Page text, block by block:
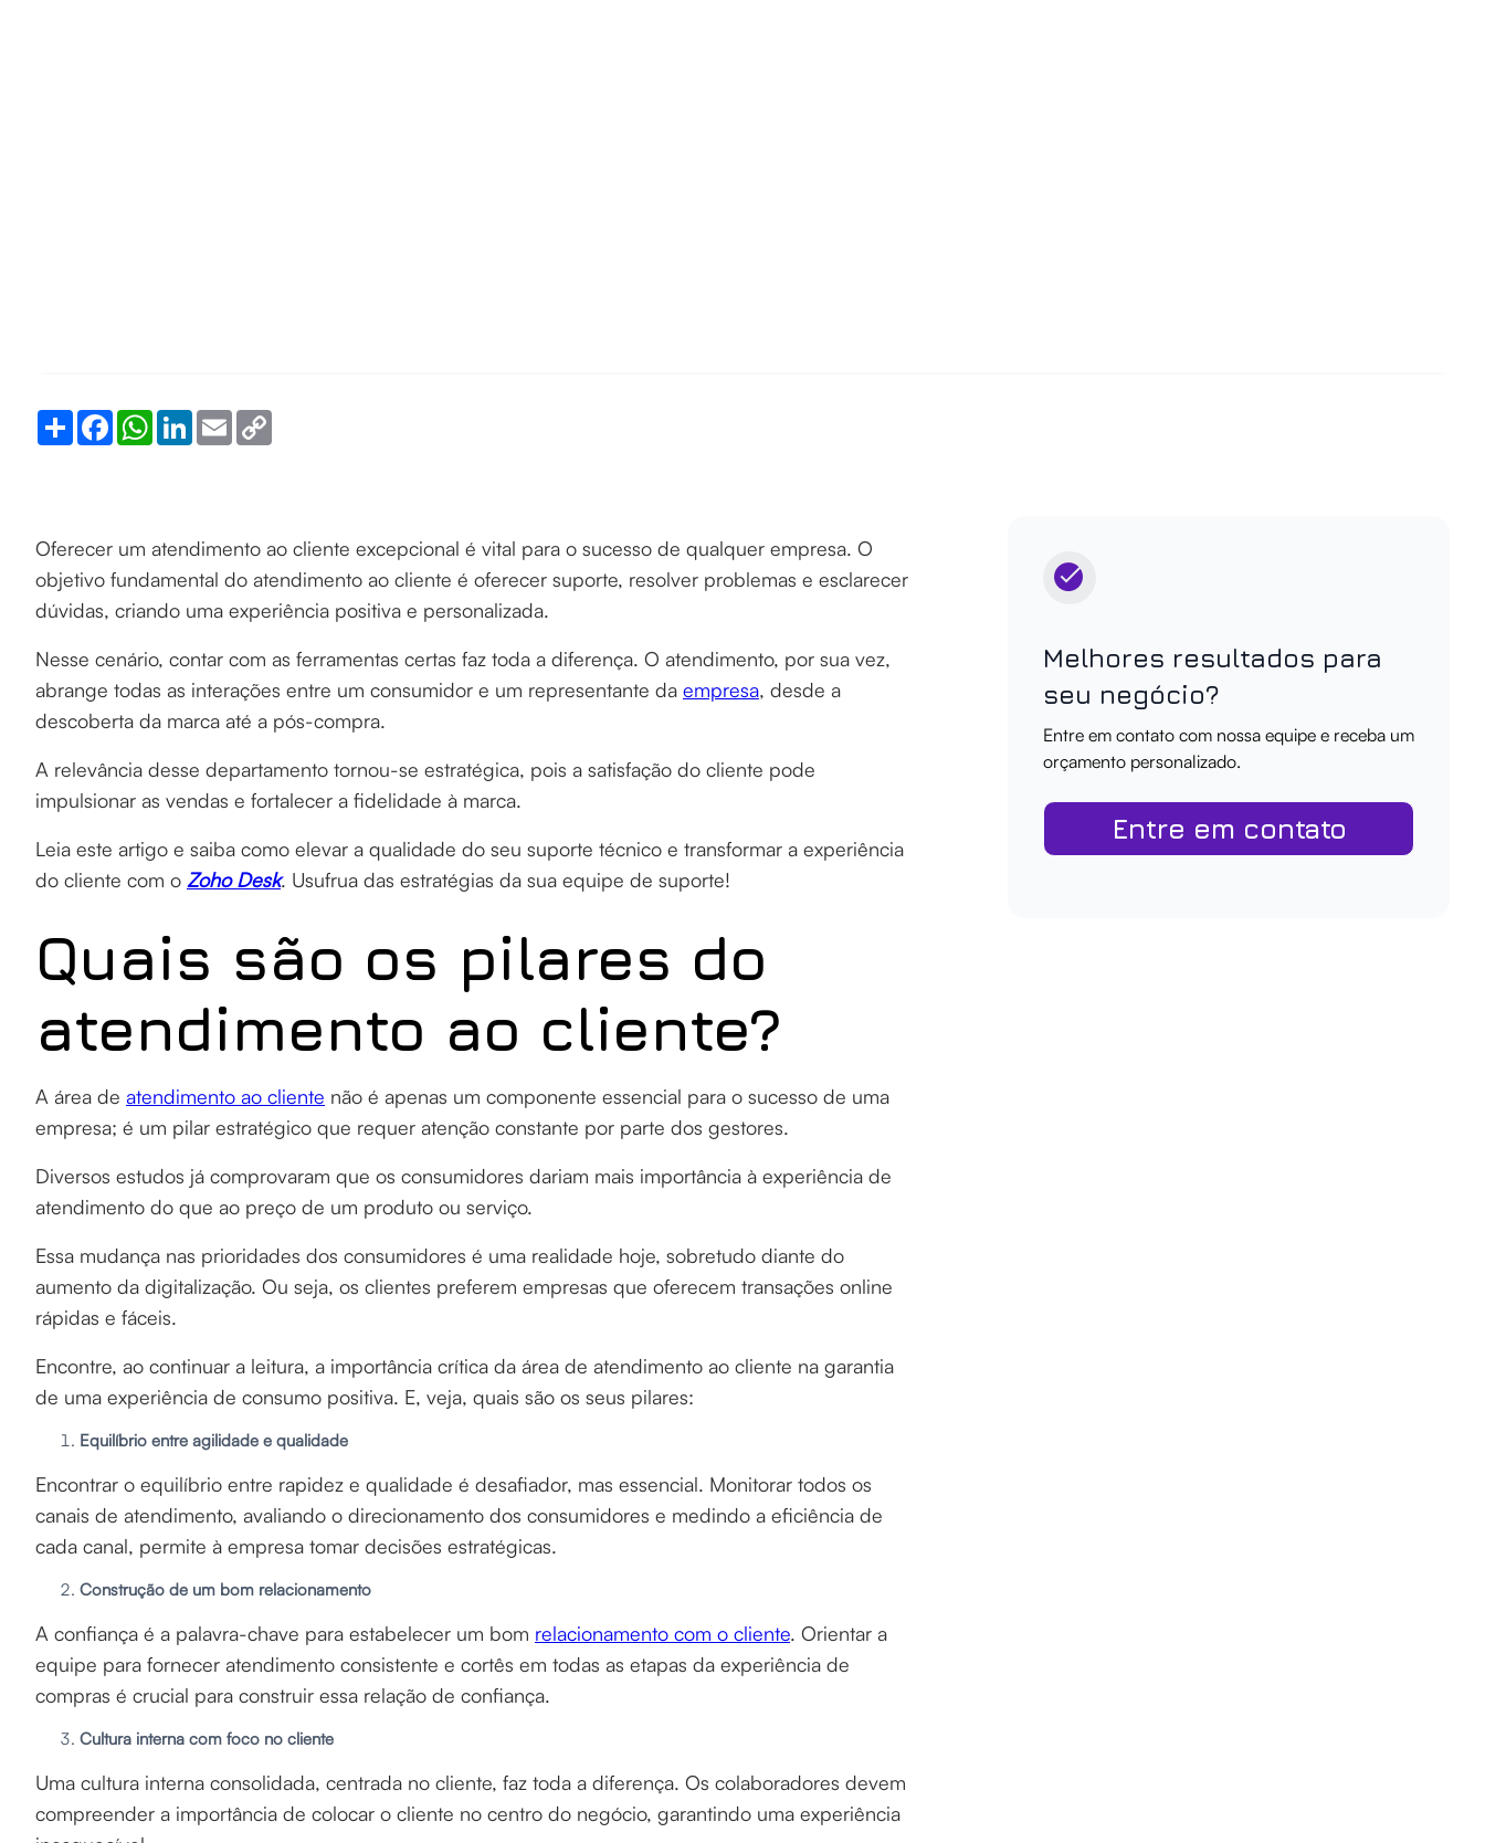
Share FacebookWhatsApp
LinkedInEmail
Oferecer um atendimento ao cliente excepcional é vital para o sucesso de qualquer empresa. O
objetivo fundamental do atendimento ao cliente é oferecer suporte, resolver problemas e esclarecer
dúvidas, criando uma experiência positiva e personalizada.
Nesse cenário, contar com as ferramentas certas faz toda a diferença. O atendimento, por sua vez,
abrange todas as interações entre um consumidor e um representante da empresa, desde a
descoberta da marca até a pós-compra.
A relevância desse departamento tornou-se estratégica, pois a satisfação do cliente pode
impulsionar as vendas e fortalecer a fidelidade à marca.
Leia este artigo e saiba como elevar a qualidade do seu suporte técnico e transformar a experiência
do cliente com o Zoho Desk. Usufrua das estratégias da sua equipe de suporte!
Quais são os pilares do
atendimento ao cliente?
A área de atendimento ao cliente não é apenas um componente essencial para o sucesso de uma
empresa; é um pilar estratégico que requer atenção constante por parte dos gestores.
Diversos estudos já comprovaram que os consumidores dariam mais importância à experiência de
atendimento do que ao preço de um produto ou serviço.
Essa mudança nas prioridades dos consumidores é uma realidade hoje, sobretudo diante do
aumento da digitalização. Ou seja, os clientes preferem empresas que oferecem transações online
rápidas e fáceis.
Encontre, ao continuar a leitura, a importância crítica da área de atendimento ao cliente na garantia
de uma experiência de consumo positiva. E, veja, quais são os seus pilares:
Equilíbrio entre agilidade e qualidade
Encontrar o equilíbrio entre rapidez e qualidade é desafiador, mas essencial. Monitorar todos os
canais de atendimento, avaliando o direcionamento dos consumidores e medindo a eficiência de
cada canal, permite à empresa tomar decisões estratégicas.
Construção de um bom relacionamento
A confiança é a palavra-chave para estabelecer um bom relacionamento com o cliente. Orientar a
equipe para fornecer atendimento consistente e cortês em todas as etapas da experiência de
compras é crucial para construir essa relação de confiança.
Cultura interna com foco no cliente
Uma cultura interna consolidada, centrada no cliente, faz toda a diferença. Os colaboradores devem
compreender a importância de colocar o cliente no centro do negócio, garantindo uma experiência
Melhores resultados para
seu negócio?
Entre em contato com nossa equipe e receba um
orçamento personalizado.
Entre em contato